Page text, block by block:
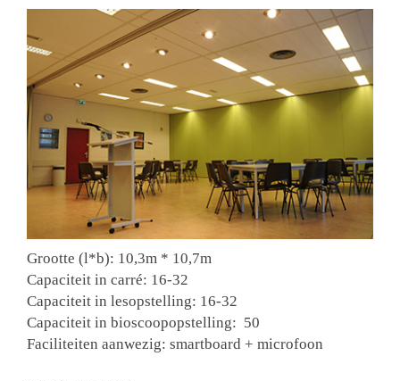
Grootte (l*b): 10,3m * 10,7m
Capaciteit in carré: 16-32
Capaciteit in lesopstelling: 16-32
Capaciteit in bioscoopopstelling: 50
Faciliteiten aanwezig: smartboard + microfoon